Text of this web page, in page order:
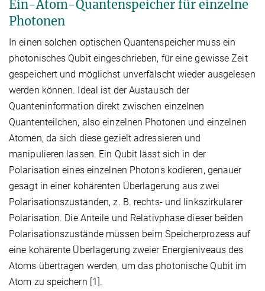
Ein-Atom-Quantenspeicher für einzelne
Photonen
In einen solchen optischen Quantenspeicher muss ein
photonisches Qubit eingeschrieben, für eine gewisse Zeit
gespeichert und möglichst unverfälscht wieder ausgelesen
werden können. Ideal ist der Austausch der
Quanteninformation direkt zwischen einzelnen
Quantenteilchen, also einzelnen Photonen und einzelnen
Atomen, da sich diese gezielt adressieren und
manipulieren lassen. Ein Qubit lässt sich in der
Polarisation eines einzelnen Photons kodieren, genauer
gesagt in einer kohärenten Überlagerung aus zwei
Polarisationszuständen, z. B. rechts- und linkszirkularer
Polarisation. Die Anteile und Relativphase dieser beiden
Polarisationszustände müssen beim Speicherprozess auf
eine kohärente Überlagerung zweier Energieniveaus des
Atoms übertragen werden, um das photonische Qubit im
Atom zu speichern [1].